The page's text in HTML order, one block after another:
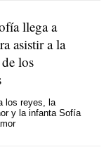
llega a
asistir a la
los
los reyes, la
y la infanta Sofía